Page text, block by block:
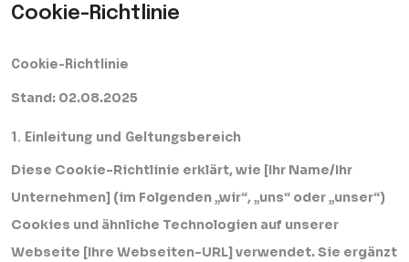
Cookie-Richtlinie
Cookie-Richtlinie
Stand: 02.08.2025
1. Einleitung und Geltungsbereich
Diese Cookie-Richtlinie erklärt, wie [Ihr Name/Ihr
Unternehmen] (im Folgenden „wir“, „uns“ oder „unser“)
Cookies und ähnliche Technologien auf unserer
Webseite [Ihre Webseiten-URL] verwendet. Sie ergänzt